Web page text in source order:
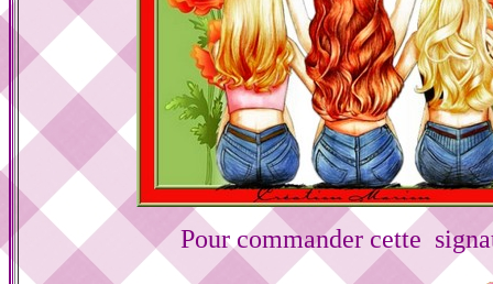
Pour commander cette